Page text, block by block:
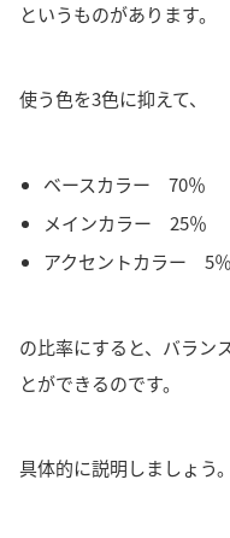
というものがあります。
使う色を3色に抑えて、
ベースカラー 70％
メインカラー 25％
アクセントカラー 5％
の比率にする と、 バラン
とができるのです。
具体的に説明しましょう。